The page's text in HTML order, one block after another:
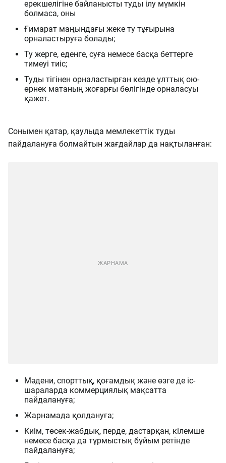
ерекшелігіне байланысты туды ілу мүмкін
болмаса, оны
Ғимарат маңындағы жеке ту тұғырына
орналастыруға болады;
Ту жерге, еденге, суға немесе басқа беттерге
тимеуі тиіс;
Туды тігінен орналастырған кезде ұлттық ою-
өрнек матаның жоғарғы бөлігінде орналасуы
қажет.
Сонымен қатар, қаулыда мемлекеттік туды
пайдалануға болмайтын жағдайлар да нақтыланған:
Мәдени, спорттық, қоғамдық және өзге де іс-
шараларда коммерциялық мақсатта
пайдалануға;
Жарнамада қолдануға;
Киім, төсек-жабдық, перде, дастарқан, кілемше
немесе басқа да тұрмыстық бұйым ретінде
пайдалануға;